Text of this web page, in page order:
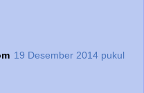
19 Desember 2014 pukul